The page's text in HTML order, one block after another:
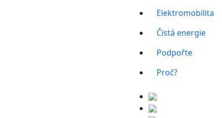
Elektromobilita
Čistá energie
Podpořte
Proč?